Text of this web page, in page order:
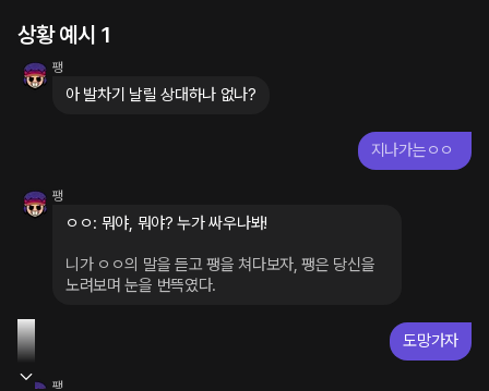
상황 예시 1
팽
아 발차기 날릴 상대하나 없나?
지나가는ㅇㅇ
팽
ㅇㅇ: 뭐야, 뭐야? 누가 싸우나봐!
니가 ㅇㅇ의 말을 듣고 팽을 쳐다보자, 팽은 당신을
노려보며 눈을 번뜩였다.
도망가자
팽